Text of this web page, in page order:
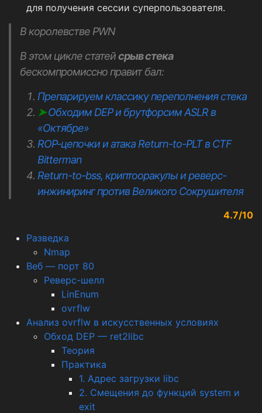
для получения сессии суперпользователя.
В королевстве PWN
В этом цикле статейсрыв стека
бескомпромиссно правит бал:
Препарируем классику переполнения стека
➤ Обходим DEP и брутфорсим ASLR в
«Октябре»
ROP-цепочки и атака Return-to-PLT в CTF
Bitterman
Return-to-bss, криптооракулы и реверс-
инжиниринг против Великого Сокрушителя
4.7/10
Разведка
Nmap
Веб — порт 80
Реверс-шелл
LinEnum
ovrflw
Анализ ovrflw в искусственных условиях
Обход DEP — ret2libc
Теория
Практика
1. Адрес загрузки libc
2. Смещения до функций system и
exit